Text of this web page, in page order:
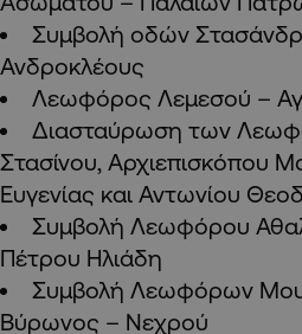
Συμβολή οδών
Ανδροκλέους
Λεωφόρος Λεμεσού –
Διασταύρωση των
Στασίνου, Αρχιεπισκόπου
Ευγενίας και Αντωνίου
Συμβολή Λεωφόρου
Πέτρου Ηλιάδη
Συμβολή Λεωφόρων
Βύρωνος – Νεχρού